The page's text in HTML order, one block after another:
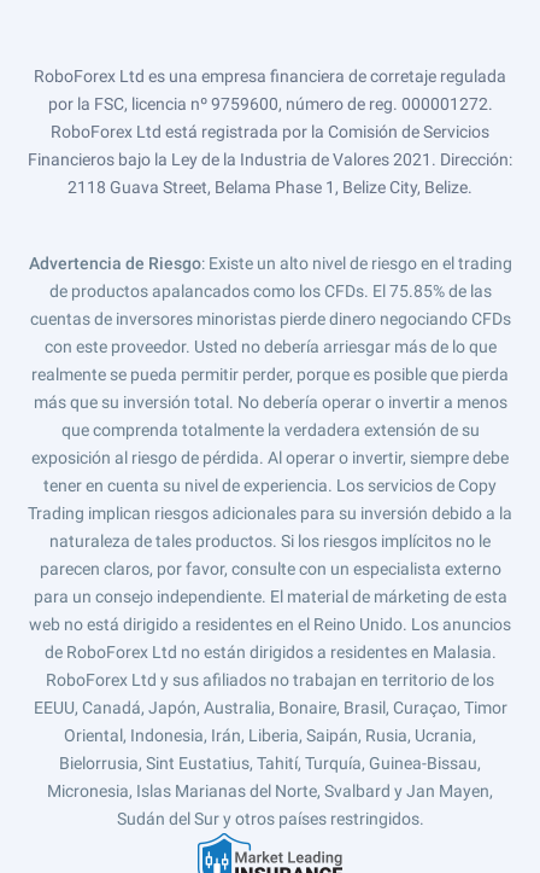
RoboForex Ltd es una empresa financiera de corretaje regulada
por la FSC, licencia nº 9759600, número de reg. 000001272.
RoboForex Ltd está registrada por la Comisión de Servicios
Financieros bajo la Ley de la Industria de Valores 2021. Dirección:
2118 Guava Street, Belama Phase 1, Belize City, Belize.
Advertencia de Riesgo: Existe un alto nivel de riesgo en el trading
de productos apalancados como los CFDs. El 75.85% de las
cuentas de inversores minoristas pierde dinero negociando CFDs
con este proveedor. Usted no debería arriesgar más de lo que
realmente se pueda permitir perder, porque es posible que pierda
más que su inversión total. No debería operar o invertir a menos
que comprenda totalmente la verdadera extensión de su
exposición al riesgo de pérdida. Al operar o invertir, siempre debe
tener en cuenta su nivel de experiencia. Los servicios de Copy
Trading implican riesgos adicionales para su inversión debido a la
naturaleza de tales productos. Si los riesgos implícitos no le
parecen claros, por favor, consulte con un especialista externo
para un consejo independiente. El material de márketing de esta
web no está dirigido a residentes en el Reino Unido. Los anuncios
de RoboForex Ltd no están dirigidos a residentes en Malasia.
RoboForex Ltd y sus afiliados no trabajan en territorio de los
EEUU, Canadá, Japón, Australia, Bonaire, Brasil, Curaçao, Timor
Oriental, Indonesia, Irán, Liberia, Saipán, Rusia, Ucrania,
Bielorrusia, Sint Eustatius, Tahití, Turquía, Guinea-Bissau,
Micronesia, Islas Marianas del Norte, Svalbard y Jan Mayen,
Sudán del Sur y otros países restringidos.